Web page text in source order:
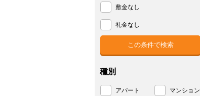
敷金なし
礼金なし
種別
アパート マンション